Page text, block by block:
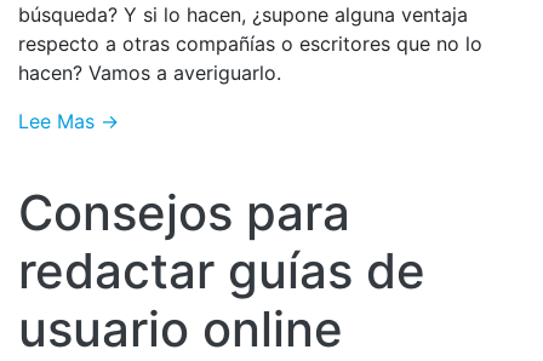
búsqueda? Y si lo hacen, ¿supone alguna ventaja
respecto a otras compañías o escritores que no lo
hacen? Vamos a averiguarlo.
Lee Mas →
Consejos para
redactar guías de
usuario online